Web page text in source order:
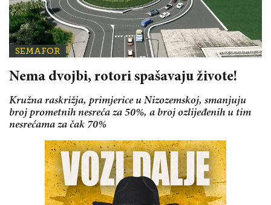
SEMAFOR
Nema dvojbi, rotori spašavaju živote!
Kružna raskrižja, primjerice u Nizozemskoj, smanjuju
broj prometnih nesreća za 50%, a broj ozlijeđenih u tim
nesrećama za čak 70%